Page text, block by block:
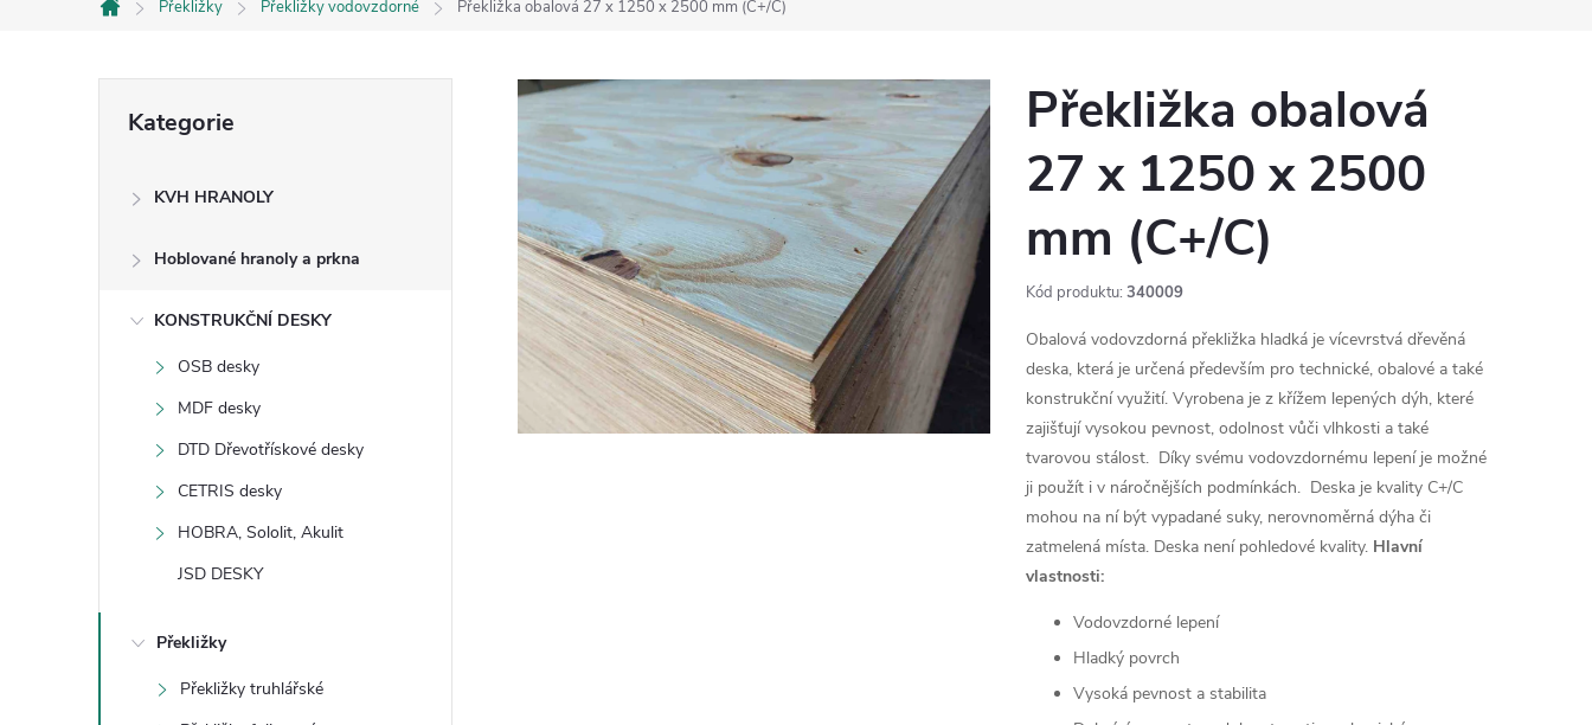
Domů
Překližky Překližky vodovzdorné Překližka obalová 27 x 1250 x 2500 mm (C+/C)
kategorie
Kategorie
KVH HRANOLY
Hoblované hranoly a prkna
KONSTRUKČNÍ DESKY
OSB desky
MDF desky
DTD Dřevotřískové desky
CETRIS desky
HOBRA, Sololit, Akulit
JSD DESKY
Překližky
Překližky truhlářské
Překližka obalová
27 x 1250 x 2500
mm (C+/C)
Kód produktu: 340009
Obalová vodovzdorná překližka hladká je vícevrstvá dřevěná
deska, která je určená především pro technické, obalové a také
konstrukční využití. Vyrobena je z křížem lepených dýh, které
zajišťují vysokou pevnost, odolnost vůči vlhkosti a také
tvarovou stálost. Díky svému vodovzdornému lepení je možné
ji použít i v náročnějších podmínkách. Deska je kvality C+/C
mohou na ní být vypadané suky, nerovnoměrná dýha či
zatmelená místa. Deska není pohledové kvality. Hlavní
vlastnosti:
Vodovzdorné lepení
Hladký povrch
Vysoká pevnost a stabilita